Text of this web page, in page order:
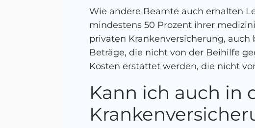
Wie andere Beamte auch erhalten
mindestens 50 Prozent ihrer
privaten Krankenversicherung,
Beträge, die nicht von der Beihilfe
Kosten erstattet werden, die nicht
Kann ich auch in